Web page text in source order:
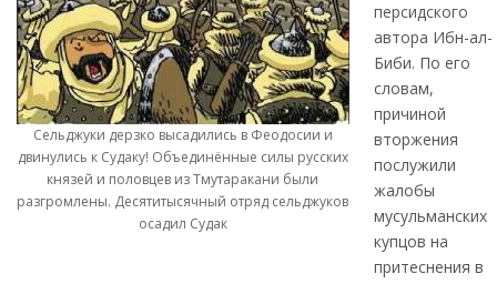
Сельджуки дерзко высадились в Феодосии и
двинулись к Судаку! Объединённые силы русских
князей и половцев из Тмутаракани были
разгромлены. Десятитысячный отряд сельджуков
осадил Судак
персидского
автора Ибн-ал-
Биби. По его
словам,
причиной
вторжения
послужили
жалобы
мусульманских
купцов на
притеснения в